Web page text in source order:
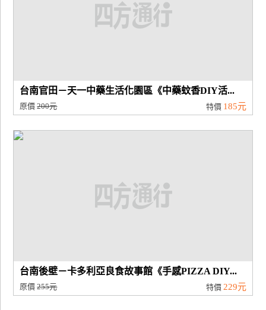
劃
品
台南官田－天一中藥生活化園區《中藥蚊香DIY活...
原價200元 特價 185元
台南後壁－卡多利亞良食故事館《手感PIZZA DIY...
原價255元 特價 229元